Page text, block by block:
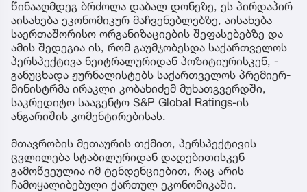
წინააღმდეგ ბრძოლა დაბალ დონეზე, ეს პირდაპირ
აისახება ეკონომიკურ მაჩვენებლებზე, აისახება
საერთაშორისო ორგანიზაციების შეფასებებზე და
ამის შედეგია ის, რომ გაუმჯობესდა საქართველოს
პერსპექტივა ნეიტრალურიდან პოზიტიურისკენ, -
განუცხადა ჟურნალისტებს საქართველოს პრემიერ-
მინისტრმა ირაკლი კობახიძემ მუხათგვერდში,
საკრედიტო სააგენტო S&P Global Ratings-ის
ანგარიშის კომენტირებისას.
მთავრობის მეთაურის თქმით, პერსპექტივის
ცვლილება სტაბილურიდან დადებითისკენ
გამოწვეულია იმ ტენდენციებით, რაც არის
ჩამოყალიბებული ქართულ ეკონომიკაში.